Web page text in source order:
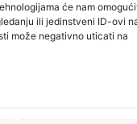
će nam
ili jedinstveni ID-ovi
može negativno uticati na
„ u organizaciji
komoru Tuzla,
poslovnog